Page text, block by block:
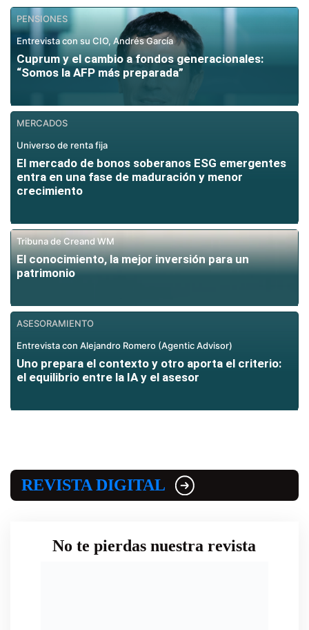
PENSIONES
Entrevista con su CIO, Andrés García
Cuprum y el cambio a fondos generacionales:
“Somos la AFP más preparada”
MERCADOS
Universo de renta fija
El mercado de bonos soberanos ESG emergentes
entra en una fase de maduración y menor
crecimiento
Tribuna de Creand WM
El conocimiento, la mejor inversión para un
patrimonio
ASESORAMIENTO
Entrevista con Alejandro Romero (Agentic Advisor)
Uno prepara el contexto y otro aporta el criterio:
el equilibrio entre la IA y el asesor
REVISTA DIGITAL
No te pierdas nuestra revista